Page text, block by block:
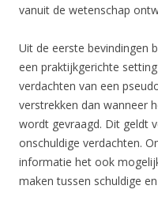
vanuit de wetenschap
Uit de eerste bevindingen
een praktijkgerichte
verdachten van een
verstrekken dan wanneer
wordt gevraagd. Dit geldt
onschuldige verdachten.
informatie het ook
maken tussen schuldige